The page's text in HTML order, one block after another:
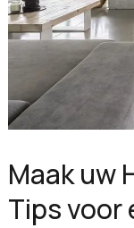
Maak uw
Tips voor